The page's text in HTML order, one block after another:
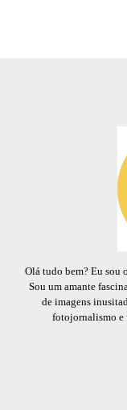
Olá tudo bem? Eu sou
Sou um amante
de imagens
fotojornalismo e